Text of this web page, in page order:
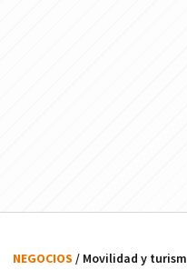
NEGOCIOS / Movilidad y